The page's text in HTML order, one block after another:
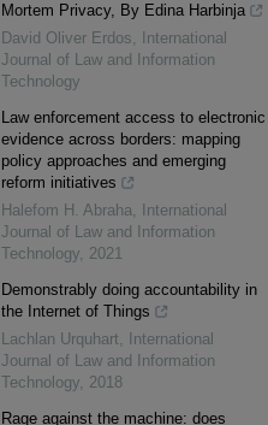
Mortem Privacy, By Edina Harbinja
David Oliver Erdos,
International
Journal of Law and Information
Technology
Law enforcement access to electronic
evidence across borders: mapping
policy approaches and emerging
reform initiatives
Halefom H. Abraha,
International
Journal of Law and Information
Technology, 2021
Demonstrably doing accountability in
the Internet of Things
Lachlan Urquhart,
International
Journal of Law and Information
Technology, 2018
Rage against the machine: does